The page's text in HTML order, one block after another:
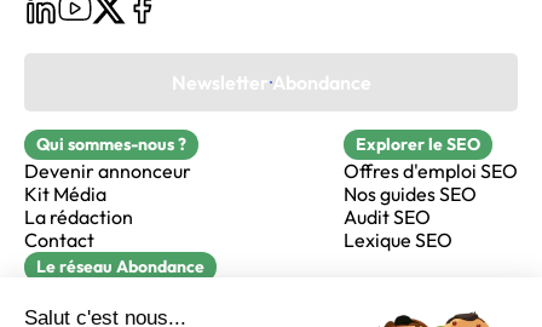
Newsletter Abondance
Qui sommes-nous ?
Devenir annonceur
Kit Média
La rédaction
Contact
Explorer le SEO
Offres d'emploi SEO
Nos guides SEO
Audit SEO
Lexique SEO
Le réseau Abondance
Réacteur